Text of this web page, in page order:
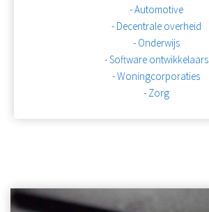
- Automotive
- Decentrale overheid
- Onderwijs
- Software ontwikkelaars
- Woningcorporaties
- Zorg